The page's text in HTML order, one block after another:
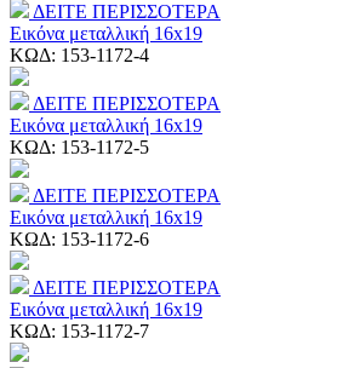
ΔΕΙΤΕ ΠΕΡΙΣΣΟΤΕΡΑ
Εικόνα μεταλλική 16x19
ΚΩΔ: 153-1172-4
ΔΕΙΤΕ ΠΕΡΙΣΣΟΤΕΡΑ
Εικόνα μεταλλική 16x19
ΚΩΔ: 153-1172-5
ΔΕΙΤΕ ΠΕΡΙΣΣΟΤΕΡΑ
Εικόνα μεταλλική 16x19
ΚΩΔ: 153-1172-6
ΔΕΙΤΕ ΠΕΡΙΣΣΟΤΕΡΑ
Εικόνα μεταλλική 16x19
ΚΩΔ: 153-1172-7